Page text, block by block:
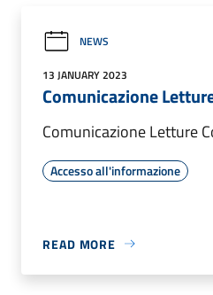
NEWS
13 JANUARY 2023
Comunicazione
Comunicazione Letture
Accesso all'informazione
READ MORE